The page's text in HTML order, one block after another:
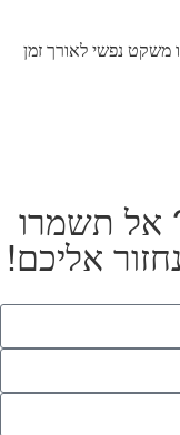
משקט נפשי לאורך זמן
אל תשמרו
אליכם!